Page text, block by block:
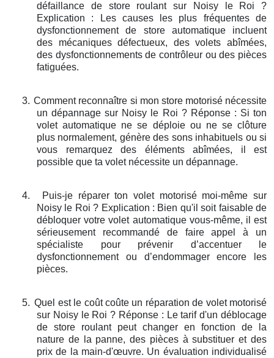
défaillance de store roulant sur Noisy le Roi ?
Explication : Les causes les plus fréquentes de
dysfonctionnement de store automatique incluent
des mécaniques défectueux, des volets abîmées,
des dysfonctionnements de contrôleur ou des pièces
fatiguées.
3. Comment reconnaître si mon store motorisé nécessite
un dépannage sur Noisy le Roi ? Réponse : Si ton
volet automatique ne se déploie ou ne se clôture
plus normalement, génère des sons inhabituels ou si
vous remarquez des éléments abîmées, il est
possible que ta volet nécessite un dépannage.
4.
Puis-je réparer ton volet motorisé moi-même sur
Noisy le Roi ? Explication : Bien qu'il soit faisable de
débloquer votre volet automatique vous-même, il est
sérieusement recommandé de faire appel à un
spécialiste pour prévenir d’accentuer le
dysfonctionnement ou d’endommager encore les
pièces.
5. Quel est le coût coûte un réparation de volet motorisé
sur Noisy le Roi ? Réponse : Le tarif d'un déblocage
de store roulant peut changer en fonction de la
nature de la panne, des pièces à substituer et des
prix de la main-d'œuvre. Un évaluation individualisé